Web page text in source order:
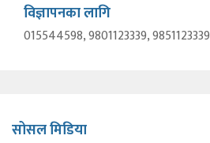
विज्ञापनका लागि
015544598, 9801123339, 9851123339
सोसल मिडिया